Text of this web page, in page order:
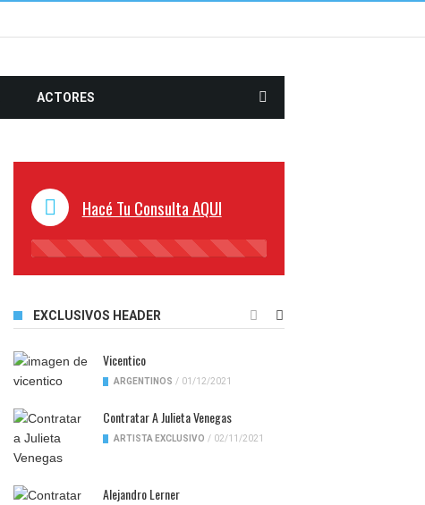
ACTORES
Hacé Tu Consulta AQUI
45%
EXCLUSIVOS HEADER
Vicentico
ARGENTINOS / 01/12/2021
Contratar A Julieta Venegas
ARTISTA EXCLUSIVO / 02/11/2021
Alejandro Lerner